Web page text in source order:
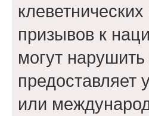
призывов к
могут
предоставляет
или